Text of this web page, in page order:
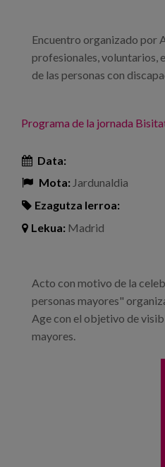
Encuentro organizado por
profesionales, voluntarios,
de las personas con
Programa de la jornada
Data:
Mota: Jardunaldia
Ezagutza lerroa:
Lekua: Madrid
Acto con motivo de la
personas mayores"
Age con el objetivo de
mayores.